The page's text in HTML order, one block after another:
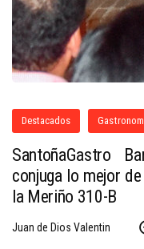
Destacados
SantoñaGastro
conjuga lo mejor
la Meriño 310-B
Juan de Dios Valentin